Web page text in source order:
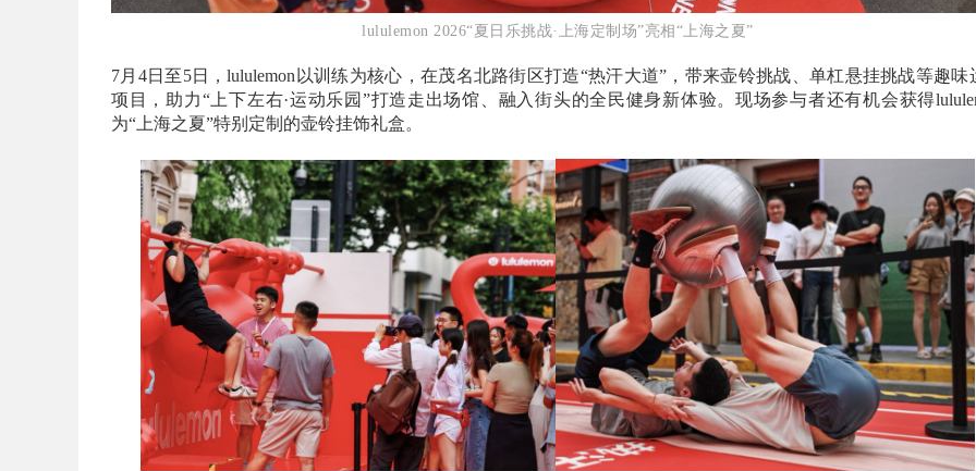
lululemon 2026“夏日乐挑战·上海定制场”亮相“上海之夏”
7月4日至5日，lululemon以训练为核心，在茂名北路街区打造“热汗大道”，带来壶铃挑战、单杠悬挂挑战等趣味
项目，助力“上下左右·运动乐园”打造走出场馆、融入街头的全民健身新体验。现场参与者还有机会获得
为“上海之夏”特别定制的壶铃挂饰礼盒。